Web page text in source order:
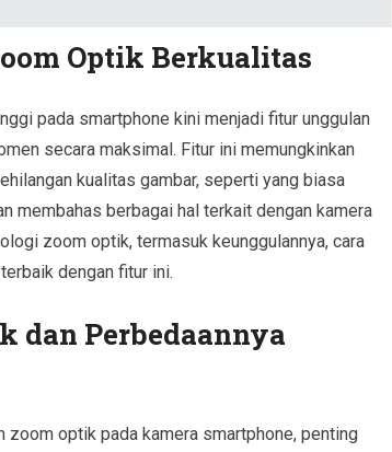
Optik Berkualitas
pada smartphone kini menjadi fitur unggulan
secara maksimal. Fitur ini memungkinkan
kualitas gambar, seperti yang biasa
membahas berbagai hal terkait dengan kamera
zoom optik, termasuk keunggulannya, cara
dengan fitur ini.
dan Perbedaannya
zoom optik pada kamera smartphone, penting